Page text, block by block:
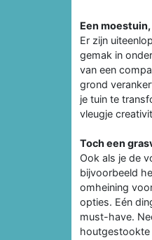
Een
Er zijn
gemak in
van een
grond
je tuin te
vleugje
Toch een
Ook als je de
bijvoorbeeld
omheining
opties. Eén
must-have.
houtgestookte